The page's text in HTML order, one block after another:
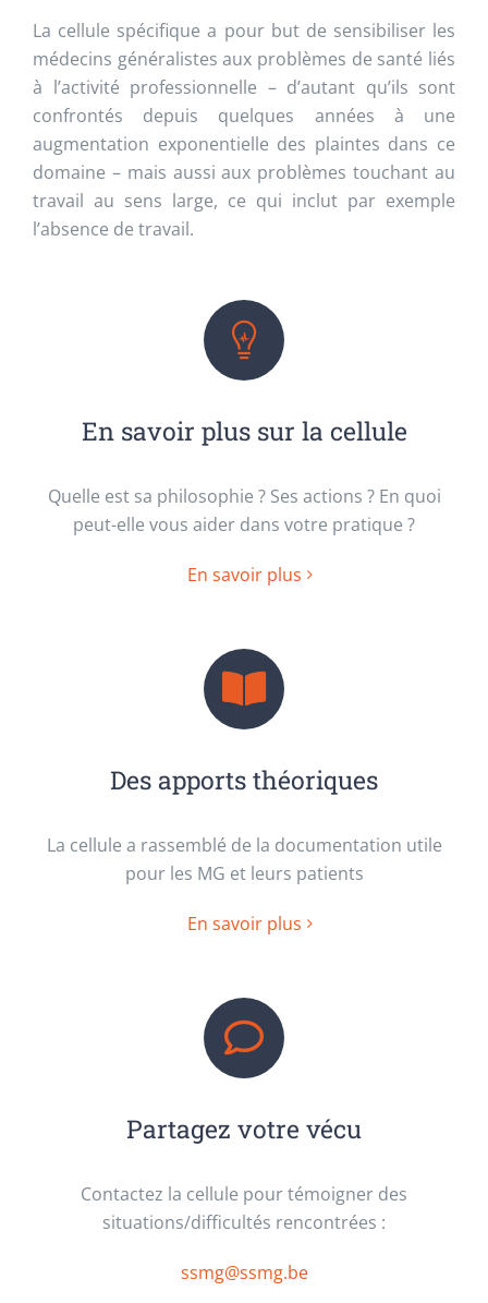
La cellule spécifique a pour but de sensibiliser les
médecins généralistes aux problèmes de santé liés
à l’activité professionnelle – d’autant qu’ils sont
confrontés depuis quelques années à une
augmentation exponentielle des plaintes dans ce
domaine – mais aussi aux problèmes touchant au
travail au sens large, ce qui inclut par exemple
l’absence de travail.
En savoir plus sur la cellule
Quelle est sa philosophie ? Ses actions ? En quoi
peut-elle vous aider dans votre pratique ?
En savoir plus
Des apports théoriques
La cellule a rassemblé de la documentation utile
pour les MG et leurs patients
En savoir plus
Partagez votre vécu
Contactez la cellule pour témoigner des
situations/difficultés rencontrées :
ssmg@ssmg.be